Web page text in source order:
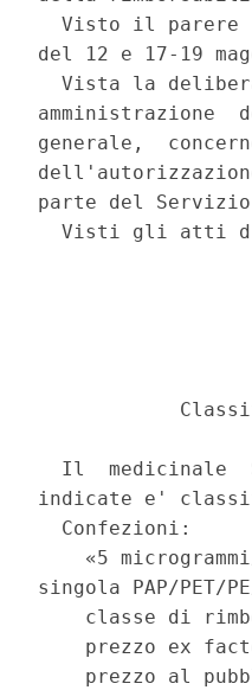
Visto il parere
del 12 e 17-19
Vista la
generale,
parte del
Visti gli atti
Il  medicinale
indicate e'
  Confezioni:
«5
singola PAP/PET/
classe di
prezzo ex
prezzo al